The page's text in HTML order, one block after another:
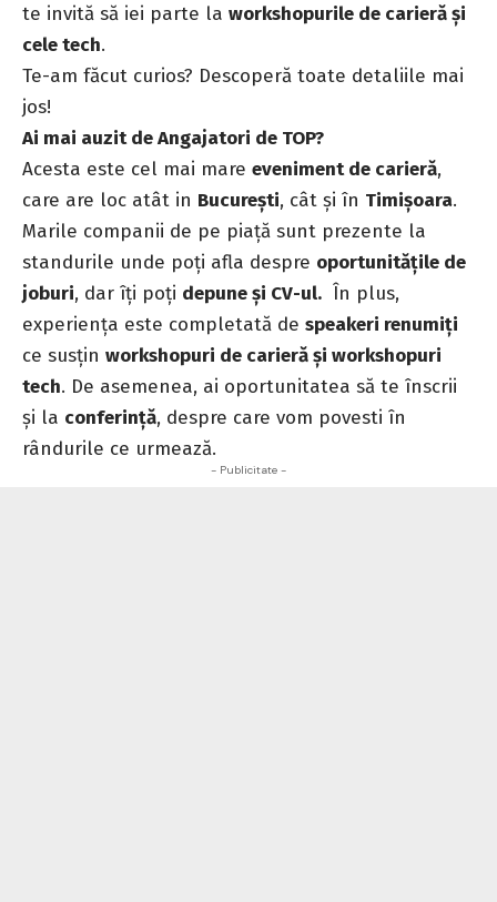
te invită să iei parte la workshopurile de carieră și
cele tech.
Te-am făcut curios? Descoperă toate detaliile mai
jos!
Ai mai auzit de Angajatori de TOP?
Acesta este cel mai mare eveniment de carieră,
care are loc atât in București, cât și în Timișoara.
Marile companii de pe piață sunt prezente la
standurile unde poți afla despre oportunitățile de
joburi, dar îți poți depune și CV-ul. În plus,
experiența este completată de speakeri renumiți
ce susțin workshopuri de carieră și workshopuri
tech. De asemenea, ai oportunitatea să te înscrii
și la conferință, despre care vom povesti în
rândurile ce urmează.
- Publicitate -